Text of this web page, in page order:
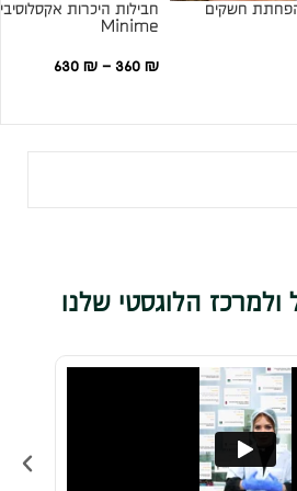
חשקים
Minime
360 ₪
–
630 ₪
הלוגסטי שלנו